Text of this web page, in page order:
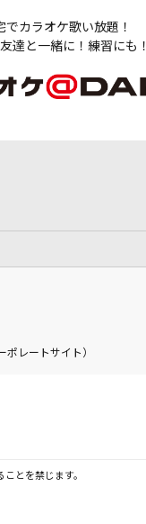
でカラオケ歌い放題！
達と一緒に！練習にも！
ポレートサイト）
とを禁じます。